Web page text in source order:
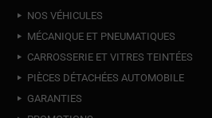
NOS VÉHICULES
MÉCANIQUE ET PNEUMATIQUES
CARROSSERIE ET VITRES TEINTÉES
PIÈCES DÉTACHÉES AUTOMOBILE
GARANTIES